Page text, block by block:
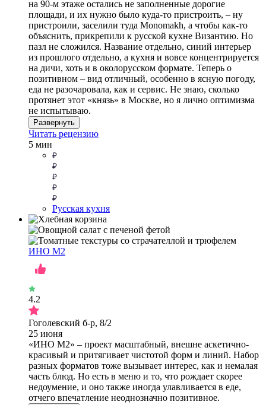
на 90-м этаже остались не заполненные дорогие
площади, и их нужно было куда-то пристроить, – ну
пристроили, заселили туда Monomakh, а чтобы как-то
объяснить, прикрепили к русской кухне Византию. Но
пазл не сложился. Название отдельно, синий интерьер
из прошлого отдельно, а кухня и вовсе концентрируется
на дичи, хоть и в околорусском формате. Теперь о
позитивном – вид отличный, особенно в ясную погоду,
еда не разочаровала, как и сервис. Не знаю, сколько
протянет этот «князь» в Москве, но я лично оптимизма
не испытываю.
Развернуть
Читать рецензию
5 мин
Русская кухня
ИНО М2
4.2
Гоголевский б-р, 8/2
25 июня
«ИНО М2» – проект масштабный, внешне аскетично-
красивый и притягивает чистотой форм и линий. Набор
разных форматов тоже вызывает интерес, как и немалая
часть блюд. Но есть в меню и то, что рождает скорее
недоумение, и оно также иногда улавливается в еде,
отчего впечатление неоднозначно позитивное.